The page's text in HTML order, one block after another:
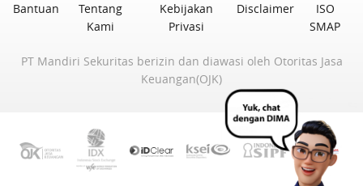
Bantuan
Tentang
Kami
Kebijakan
Privasi
Disclaimer
ISO
SMAP
PT Mandiri Sekuritas berizin dan diawasi oleh Otoritas Jasa
Keuangan(OJK)